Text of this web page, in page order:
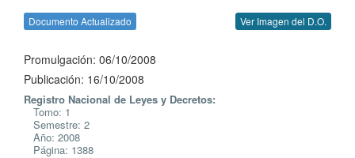
Documento Actualizado Ver Imagen del D.O.
Promulgación: 06/10/2008
Publicación: 16/10/2008
Registro Nacional de Leyes y Decretos:
Tomo: 1
Semestre: 2
Año: 2008
Página: 1388